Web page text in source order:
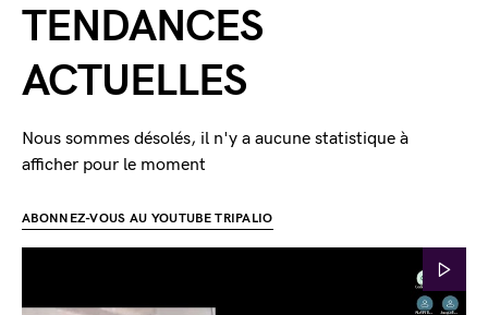
TENDANCES
ACTUELLES
Nous sommes désolés, il n'y a aucune statistique à
afficher pour le moment
ABONNEZ-VOUS AU YOUTUBE TRIPALIO